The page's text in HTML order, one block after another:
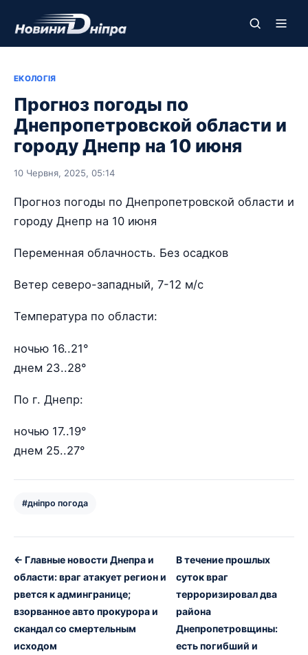
ЕКОЛОГІЯ
Прогноз погоды по
Днепропетровской области и
городу Днепр на 10 июня
10 Червня, 2025, 05:14
Прогноз погоды по Днепропетровской области и
городу Днепр на 10 июня
Переменная облачность. Без осадков
Ветер северо-западный, 7-12 м/с
Температура по области:
ночью 16..21°
днем 23..28°
По г. Днепр:
ночью 17..19°
днем 25..27°
#дніпро погода
← Главные новости Днепра и
области: враг атакует регион и
рвется к админгранице;
взорванное авто прокурора и
скандал со смертельным
исходом
В течение прошлых
суток враг
терроризировал два
района
Днепропетровщины:
есть погибший и